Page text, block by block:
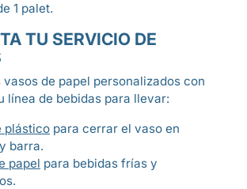
1 palet.
TU SERVICIO DE
vasos de papel personalizados con
línea de bebidas para llevar:
plástico para cerrar el vaso en
barra.
papel para bebidas frías y